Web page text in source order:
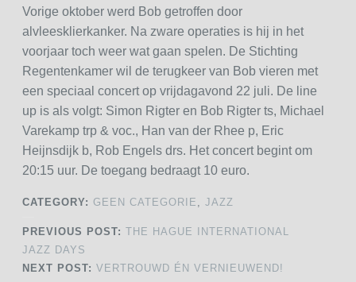
Vorige oktober werd Bob getroffen door
alvleesklierkanker. Na zware operaties is hij in het
voorjaar toch weer wat gaan spelen. De Stichting
Regentenkamer wil de terugkeer van Bob vieren met
een speciaal concert op vrijdagavond 22 juli. De line
up is als volgt: Simon Rigter en Bob Rigter ts, Michael
Varekamp trp & voc., Han van der Rhee p, Eric
Heijnsdijk b, Rob Engels drs. Het concert begint om
20:15 uur. De toegang bedraagt 10 euro.
CATEGORY: GEEN CATEGORIE JAZZ
PREVIOUS POST: THE HAGUE INTERNATIONAL
JAZZ DAYS
NEXT POST: VERTROUWD ÉN VERNIEUWEND!